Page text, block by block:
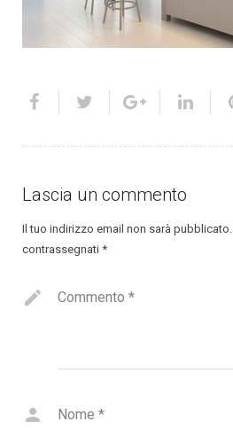
Lascia un commento
Il tuo indirizzo email non sarà pubblicato.
contrassegnati *
Commento *
Nome *